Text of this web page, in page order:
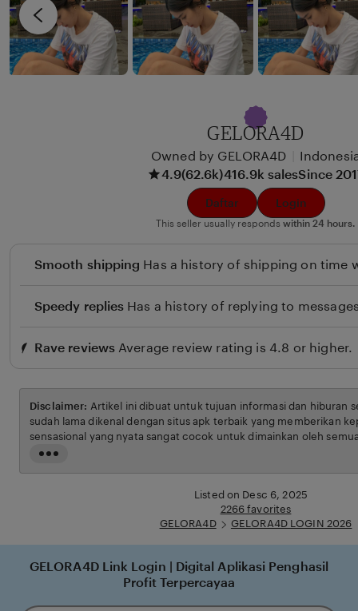
i
x
u
i
e
GELORA4D
Owned by GELORA4D
4.9(62.6k)416.9k salesSince
Daftar Login
This seller usually responds within 24 hours.
Smooth shipping Has a history of shipping on time
Speedy replies Has a history of replying to
Rave reviews Average review rating is 4.8 or higher.
Read
the
Disclaimer: Artikel ini dibuat untuk tujuan informasi dan hiburan
sudah lama dikenal dengan situs apk terbaik yang memberikan
sensasional yang nyata sangat cocok untuk dimainkan oleh
syarat dan ketentuan yang berlaku.
Listed on Desc 6, 2025
2266 favorites
GELORA4D
GELORA4D LOGIN 2026
GELORA4D Link Login | Digital Aplikasi Penghasil
Profit Terpercayaa